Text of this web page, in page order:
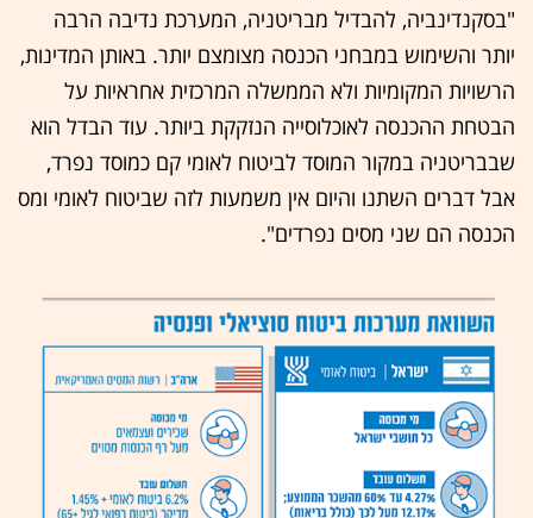
"בסקנדינביה, להבדיל מבריטניה, המערכת נדיבה הרבה
יותר והשימוש במבחני הכנסה מצומצם יותר. באותן המדינות,
הרשויות המקומיות ולא הממשלה המרכזית אחראיות על
הבטחת ההכנסה לאוכלוסייה הנזקקת ביותר. עוד הבדל הוא
שבבריטניה במקור המוסד לביטוח לאומי קם כמוסד נפרד,
אבל דברים השתנו והיום אין משמעות לזה שביטוח לאומי ומס
הכנסה הם שני מסים נפרדים".